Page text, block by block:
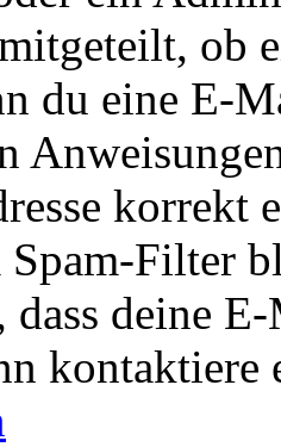
ob
du eine E-
korrekt
Spam-Filter
dass deine
kontaktiere